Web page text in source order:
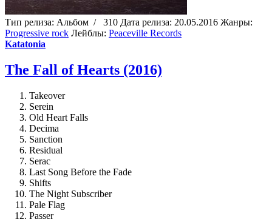
Тип релиза: Альбом / 310 Дата релиза: 20.05.2016 Жанры:
Progressive rock Лейблы: Peaceville Records
Katatonia
The Fall of Hearts (2016)
Takeover
Serein
Old Heart Falls
Decima
Sanction
Residual
Serac
Last Song Before the Fade
Shifts
The Night Subscriber
Pale Flag
Passer